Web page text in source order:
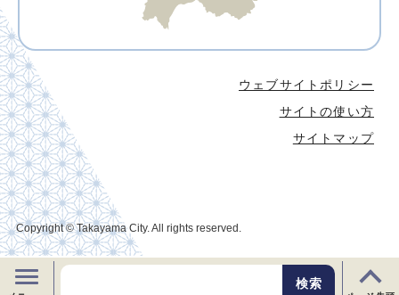
ウェブサイトポリシー
サイトの使い方
サイトマップ
Copyright © Takayama City. All rights reserved.